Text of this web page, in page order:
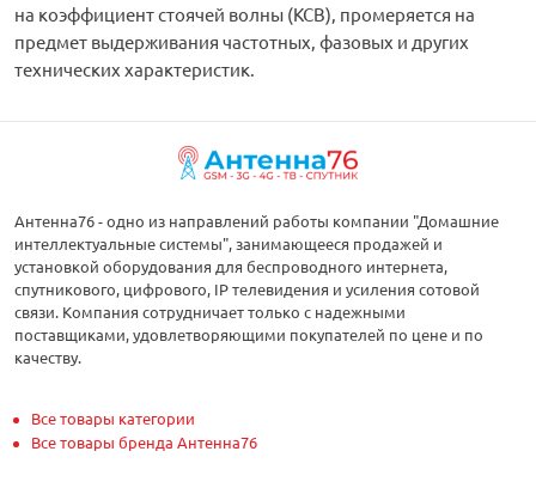
на коэффициент стоячей волны (КСВ), промеряется на
предмет выдерживания частотных, фазовых и других
технических характеристик.
Антенна76 - одно из направлений работы компании "Домашние
интеллектуальные системы", занимающееся продажей и
установкой оборудования для беспроводного интернета,
спутникового, цифрового, IP телевидения и усиления сотовой
связи. Компания сотрудничает только с надежными
поставщиками, удовлетворяющими покупателей по цене и по
качеству.
Все товары категории
Все товары бренда Антенна76